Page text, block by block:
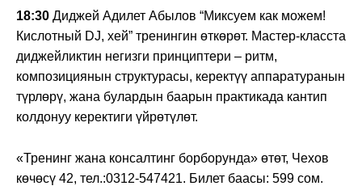
18:30 Диджей Адилет Абылов “Миксуем как можем!
Кислотный DJ, хей” тренингин өткөрөт. Мастер-класста
диджейликтин негизги принциптери – ритм,
композициянын структурасы, керектүү аппаратуранын
түрлөрү, жана булардын баарын практикада кантип
колдонуу керектиги үйрөтүлөт.
«Тренинг жана консалтинг борборунда» өтөт, Чехов
көчөсү 42, тел.:0312-547421. Билет баасы: 599 сом.